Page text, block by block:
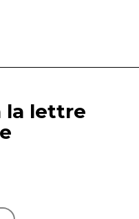
la lettre